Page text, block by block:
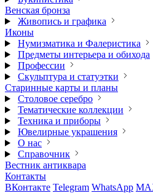
Венская бронза
Живопись и графика
Иконы
Нумизматика и Фалеристика
Предметы интерьера и обихода
Профессии
Скульптура и статуэтки
Старинные карты и планы
Столовое серебро
Тематические коллекции
Техника и приборы
Ювелирные украшения
О нас
Справочник
Вестник антиквара
Контакты
ВКонтакте Telegram WhatsApp